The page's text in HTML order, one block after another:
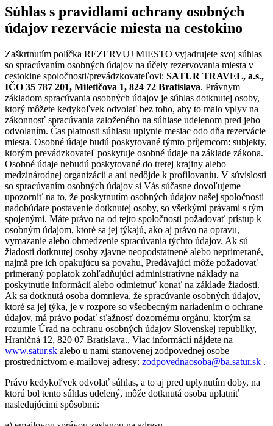
Súhlas s pravidlami ochrany osobných
údajov rezervácie miesta na cestokino
Zaškrtnutím políčka REZERVUJ MIESTO vyjadrujete svoj súhlas
so spracúvaním osobných údajov na účely rezervovania miesta v
cestokine spoločnosti/prevádzkovateľovi: SATUR TRAVEL, a.s.,
IČO 35 787 201, Miletičova 1, 824 72 Bratislava. Právnym
základom spracúvania osobných údajov je súhlas dotknutej osoby,
ktorý môžete kedykoľvek odvolať bez toho, aby to malo vplyv na
zákonnosť spracúvania založeného na súhlase udelenom pred jeho
odvolaním. Čas platnosti súhlasu uplynie mesiac odo dňa rezervácie
miesta. Osobné údaje budú poskytované týmto príjemcom: subjekty,
ktorým prevádzkovateľ poskytuje osobné údaje na základe zákona.
Osobné údaje nebudú poskytované do tretej krajiny alebo
medzinárodnej organizácii a ani nedôjde k profilovaniu. V súvislosti
so spracúvaním osobných údajov si Vás súčasne dovoľujeme
upozorniť na to, že poskytnutím osobných údajov našej spoločnosti
nadobúdate postavenie dotknutej osoby, so všetkými právami s tým
spojenými. Máte právo na od tejto spoločnosti požadovať prístup k
osobným údajom, ktoré sa jej týkajú, ako aj právo na opravu,
vymazanie alebo obmedzenie spracúvania týchto údajov. Ak sú
žiadosti dotknutej osoby zjavne neopodstatnené alebo neprimerané,
najmä pre ich opakujúcu sa povahu, Predávajúci môže požadovať
primeraný poplatok zohľadňujúci administratívne náklady na
poskytnutie informácií alebo odmietnuť konať na základe žiadosti.
Ak sa dotknutá osoba domnieva, že spracúvanie osobných údajov,
ktoré sa jej týka, je v rozpore so všeobecným nariadením o ochrane
údajov, má právo podať sťažnosť dozornému orgánu, ktorým sa
rozumie Úrad na ochranu osobných údajov Slovenskej republiky,
Hraničná 12, 820 07 Bratislava., Viac informácií nájdete na
www.satur.sk alebo u nami stanovenej zodpovednej osobe
prostredníctvom e-mailovej adresy: zodpovednaosoba@ba.satur.sk .
Právo kedykoľvek odvolať súhlas, a to aj pred uplynutím doby, na
ktorú bol tento súhlas udelený, môže dotknutá osoba uplatniť
nasledujúcimi spôsobmi: